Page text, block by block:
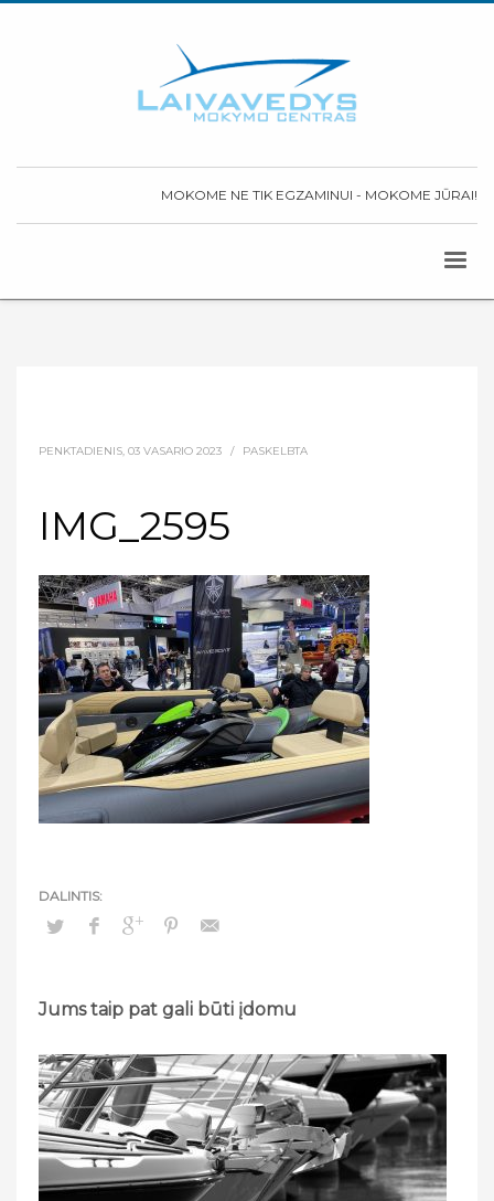
MOKOME NE TIK EGZAMINUI - MOKOME JŪRAI!
PENKTADIENIS, 03 VASARIO 2023 / PASKELBTA
IMG_2595
Jums taip pat gali būti įdomu